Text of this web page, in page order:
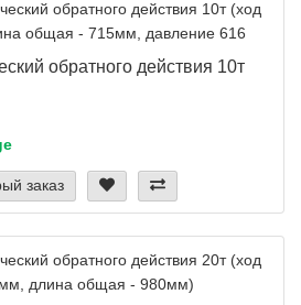
обратного действия 10т
заказ